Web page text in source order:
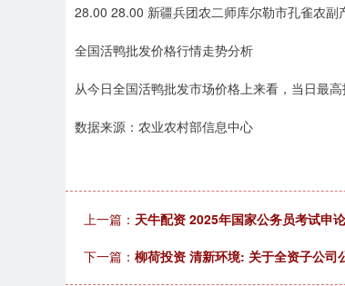
28.00 28.00 新疆兵团农二师库尔勒市孔雀农
全国活鸭批发价格行情走势分析
从今日全国活鸭批发市场价格上来看，当日最
数据来源：农业农村部信息中心
上一篇： 天牛配资 2025年国家公务员考试申
下一篇： 柳荷投资 清新环境: 关于全资子公司